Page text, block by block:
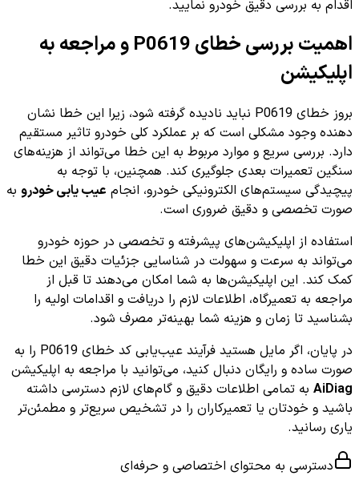
اقدام به بررسی دقیق خودرو نمایید.
اهمیت بررسی خطای P0619 و مراجعه به
اپلیکیشن
بروز خطای P0619 نباید نادیده گرفته شود، زیرا این خطا نشان
دهنده وجود مشکلی است که بر عملکرد کلی خودرو تاثیر مستقیم
دارد. بررسی سریع و موارد مربوط به این خطا می‌تواند از هزینه‌های
سنگین تعمیرات بعدی جلوگیری کند. همچنین، با توجه به
پیچیدگی سیستم‌های الکترونیکی خودرو، انجام عیب یابی خودرو به
صورت تخصصی و دقیق ضروری است.
استفاده از اپلیکیشن‌های پیشرفته و تخصصی در حوزه خودرو
می‌تواند به سرعت و سهولت در شناسایی جزئیات دقیق این خطا
کمک کند. این اپلیکیشن‌ها به شما امکان می‌دهند تا قبل از
مراجعه به تعمیرگاه، اطلاعات لازم را دریافت و اقدامات اولیه را
بشناسید تا زمان و هزینه شما بهینه‌تر مصرف شود.
در پایان، اگر مایل هستید فرآیند عیب‌یابی کد خطای P0619 را به
صورت ساده و رایگان دنبال کنید، می‌توانید با مراجعه به اپلیکیشن
AiDiag به تمامی اطلاعات دقیق و گام‌های لازم دسترسی داشته
باشید و خودتان یا تعمیرکاران را در تشخیص سریع‌تر و مطمئن‌تر
یاری رسانید.
دسترسی به محتوای اختصاصی و حرفه‌ای